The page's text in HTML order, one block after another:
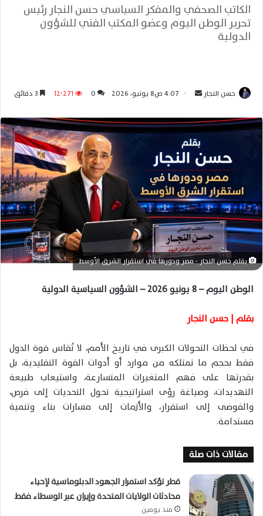
الكاتب الصحفي والمفكر السياسي حسن النجار رئيس
تحرير الوطن اليوم وعضو المكتب الفني للشؤون
الدولية
حسن النجار
س
ل
ب
ي
د
ا
إ
ل
ك
ت
و
ي
4:07 ص8 يونيو، 2026 0 12٬271
بقلم حسن النجار - مصر ودورها في استقرار الشرق الأوسط
الوطن اليوم – 8 يونيو 2026 – الشؤون السياسية الدولية
بقلم | حسن النجار
في لحظات التحولات الكبرى في تاريخ الأمم، لا تُقاس قوة الدول
فقط بحجم ما تمتلكه من موارد أو أدوات القوة التقليدية، بل
بقدرتها على فهم المتغيرات المتسارعة، واستيعاب طبيعة
التهديدات، وصياغة رؤى استراتيجية تحول التحديات إلى فرص،
والفوضى إلى استقرار، والأزمات إلى مسارات بناء وتنمية
مستدامة.
مقالات ذات صلة
قطر تؤكد استمرار الجهود الدبلوماسية لإحياء
محادثات الولايات المتحدة وإيران عبر الوسطاء فقط
منذ يومين